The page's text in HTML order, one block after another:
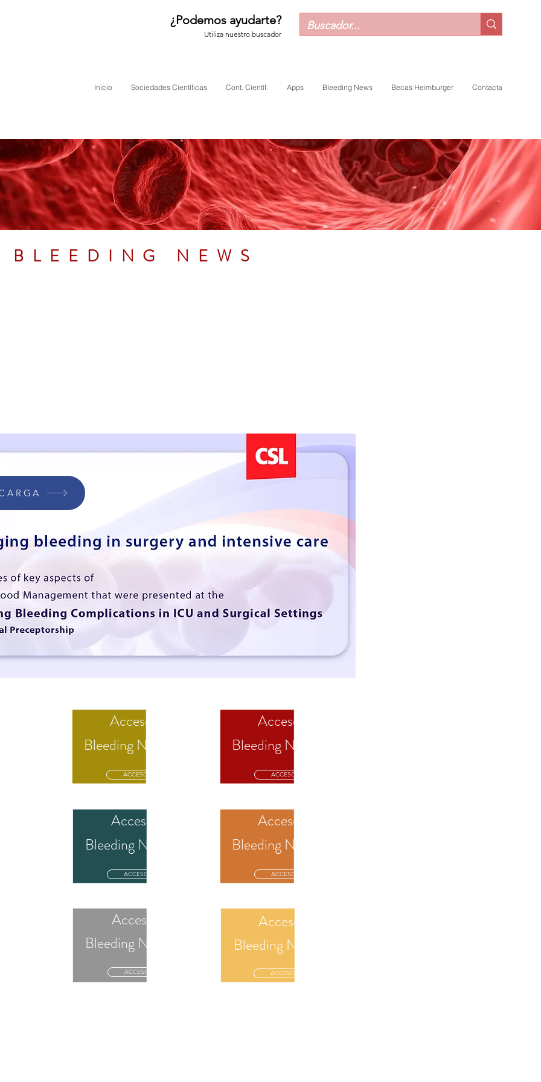
¿Podemos ayudarte?
Utiliza nuestro buscador
Inicio Sociedades Científicas Cont. Científ. Apps Bleeding News Becas Heimburger Contacta
BLEEDING NEWS
Acceso a
Bleeding News'26
ACCESO
Acceso a
Bleeding News'25
ACCESO
Acceso a
Bleeding News'23
ACCESO
Acceso a
Bleeding News'22
ACCESO
Acceso a
Bleeding News'20
ACCESO
Acceso a
Bleeding News'19
ACCESO